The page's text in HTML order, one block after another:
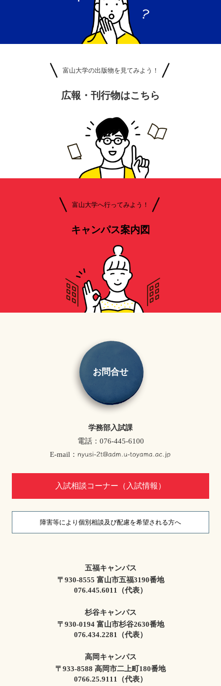
富山大学の出版物を見てみよう！
広報・刊行物はこちら
富山大学へ行ってみよう！
キャンパス案内図
お問合せ
学務部入試課
電話：076-445-6100
E-mail：
入試相談コーナー（入試情報）
障害等により個別相談及び配慮を希望される方へ
五福キャンパス
〒930-8555 富山市五福3190番地
076.445.6011（代表）
杉谷キャンパス
〒930-0194 富山市杉谷2630番地
076.434.2281（代表）
高岡キャンパス
〒933-8588 高岡市二上町180番地
0766.25.9111（代表）